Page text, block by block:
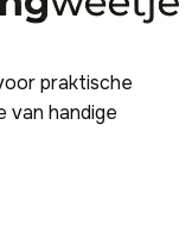
praktische
van handige